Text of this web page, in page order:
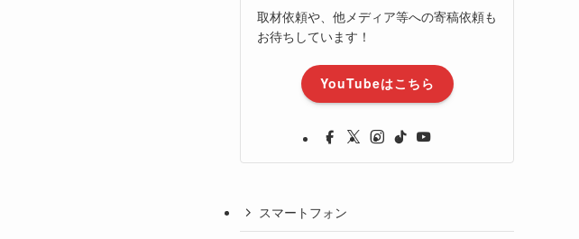
取材依頼や、他メディア等への寄稿依頼も
お待ちしています！
YouTubeはこちら
スマートフォン